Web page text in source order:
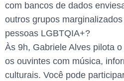
com bancos de dados
outros grupos
pessoas LGBTQIA+?
Às 9h, Gabriele Alves pilota
os ouvintes com música,
culturais. Você pode